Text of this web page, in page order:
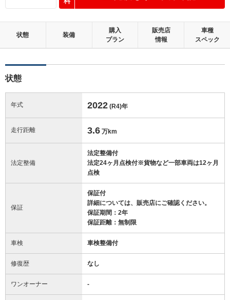
状態 装備
購入
プラン
販売店
情報
車種
スペック
状態
年式 2022 (R4)年
走行距離 3.6 万km
法定整備
法定整備付
法定24ヶ月点検付※貨物など一部車両は12ヶ月
点検
保証
保証付
詳細については、販売店にご確認ください。
保証期間：2年
保証距離：無制限
車検 車検整備付
修復歴 なし
ワンオーナー -